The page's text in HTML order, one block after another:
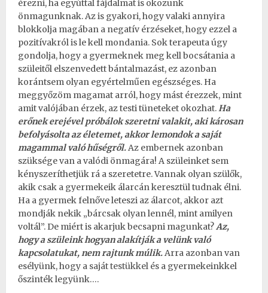
érezni, ha egyúttal fájdalmat is okozunk
önmagunknak. Az is gyakori, hogy valaki annyira
blokkolja magában a negatív érzéseket, hogy ezzel a
pozitívakról is le kell mondania. Sok terapeuta úgy
gondolja, hogy a gyermeknek meg kell bocsátania a
szüleitől elszenvedett bántalmazást, ez azonban
korántsem olyan egyértelműen egészséges. Ha
meggyőzöm magamat arról, hogy mást érezzek, mint
amit valójában érzek, az testi tüneteket okozhat.Ha
erőnek erejével próbálok szeretni valakit, aki károsan
befolyásolta az életemet, akkor lemondok a saját
magammal való hűségről.Az embernek azonban
szüksége van a valódi önmagára! A szüleinket sem
kényszeríthetjük rá a szeretetre. Vannak olyan szülők,
akik csak a gyermekeik álarcán keresztül tudnak élni.
Ha a gyermek felnőve leteszi az álarcot, akkor azt
mondják nekik „bárcsak olyan lennél, mint amilyen
voltál”. De miért is akarjuk becsapni magunkat?Az,
hogy a szüleink hogyan alakítják a velünk való
kapcsolatukat, nem rajtunk múlik.Arra azonban van
esélyünk, hogy a saját testükkel és a gyermekeinkkel
őszinték legyünk….